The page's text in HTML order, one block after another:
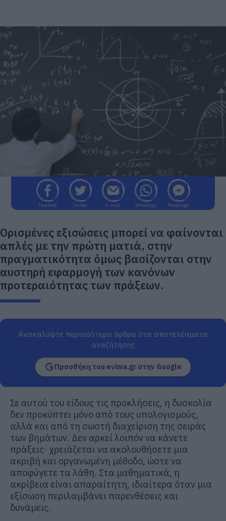
Facebook Twitter E-mail WhatsApp Messenger
Ορισμένες εξισώσεις μπορεί να φαίνονται
απλές με την πρώτη ματιά, στην
πραγματικότητα όμως βασίζονται στην
αυστηρή εφαρμογή των κανόνων
προτεραιότητας των πράξεων.
Ανακαλύψτε περισσότερα άρθρα στα αποτελέσματα
αναζήτησης
Προσθήκη του evima.gr στην Google
Σε αυτού του είδους τις προκλήσεις, η δυσκολία
δεν προκύπτει μόνο από τους υπολογισμούς,
αλλά και από τη σωστή διαχείριση της σειράς
των βημάτων. Δεν αρκεί λοιπόν να κάνετε
πράξεις· χρειάζεται να ακολουθήσετε μια
ακριβή και οργανωμένη μέθοδο, ώστε να
αποφύγετε τα λάθη. Στα μαθηματικά, η
ακρίβεια είναι απαραίτητη, ιδιαίτερα όταν μια
εξίσωση περιλαμβάνει παρενθέσεις και
δυνάμεις.